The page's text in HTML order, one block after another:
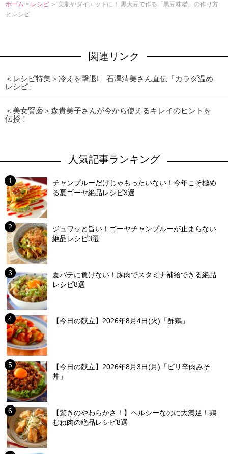
ホーム > レシピ ＞ 美肌やダイエットに！ 黒大豆で作る「黒豆味噌」の作り方
とレシピ
関連リンク
＜レシピ特集＞冷えを撃退! 石澤清美さん直伝「カラダ温め
レシピ」
＜美女賢磨＞森貴美子さんが今から使えるキレイのヒントを
伝授！
人気記事ランキング
チャンプルーだけじゃもったいない！今年こそ極め
る夏ゴーヤ絶品レシピ3選
ジュワッと旨い！ゴーヤチャンプルーが止まらない
絶品レシピ3選
夏バテに負けない！豚肉でスタミナ補給できる絶品
レシピ8選
【今日の献立】2026年8月4日(火)「酢鶏」
【今日の献立】2026年8月3日(月)「ピリ辛肉みそ
丼」
【驚きのやわらかさ！】ヘルシーなのに大満足！鶏
むね肉の絶品レシピ8選